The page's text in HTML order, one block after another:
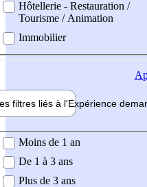
Hôtellerie - Restauration /
Tourisme / Animation
Immobilier
filtres liés à l'Expérience
demandée
Moins de 1 an
De 1 à 3 ans
Plus de 3 ans